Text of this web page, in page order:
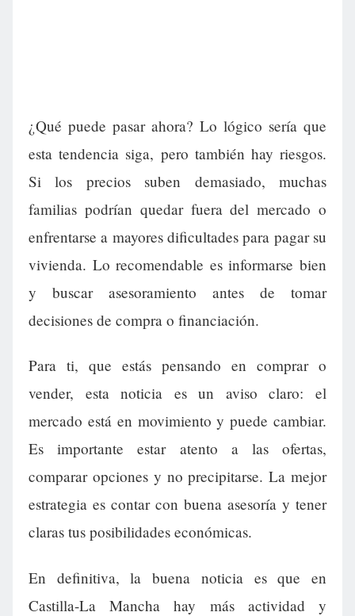
¿Qué puede pasar ahora? Lo lógico sería que
esta tendencia siga, pero también hay riesgos.
Si los precios suben demasiado, muchas
familias podrían quedar fuera del mercado o
enfrentarse a mayores dificultades para pagar su
vivienda. Lo recomendable es informarse bien
y buscar asesoramiento antes de tomar
decisiones de compra o financiación.
Para ti, que estás pensando en comprar o
vender, esta noticia es un aviso claro: el
mercado está en movimiento y puede cambiar.
Es importante estar atento a las ofertas,
comparar opciones y no precipitarse. La mejor
estrategia es contar con buena asesoría y tener
claras tus posibilidades económicas.
En definitiva, la buena noticia es que en
Castilla-La Mancha hay más actividad y